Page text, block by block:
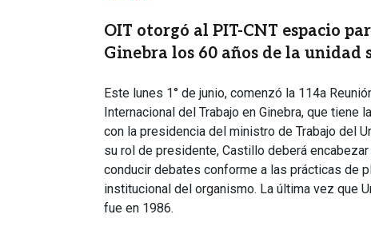
OIT otorgó al PIT-CNT espacio
Ginebra los 60 años de la unidad
Este lunes 1° de junio, comenzó la 114a
Internacional del Trabajo en Ginebra, que tiene
con la presidencia del ministro de Trabajo del
su rol de presidente, Castillo deberá
conducir debates conforme a las prácticas de
institucional del organismo. La última vez que
fue en 1986.